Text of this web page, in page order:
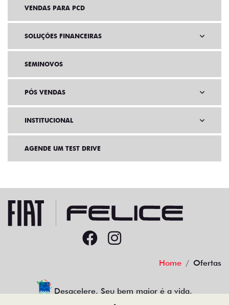
VENDAS PARA PCD
SOLUÇÕES FINANCEIRAS
SEMINOVOS
PÓS VENDAS
INSTITUCIONAL
AGENDE UM TEST DRIVE
Home Ofertas
Desacelere. Seu bem maior é a vida.